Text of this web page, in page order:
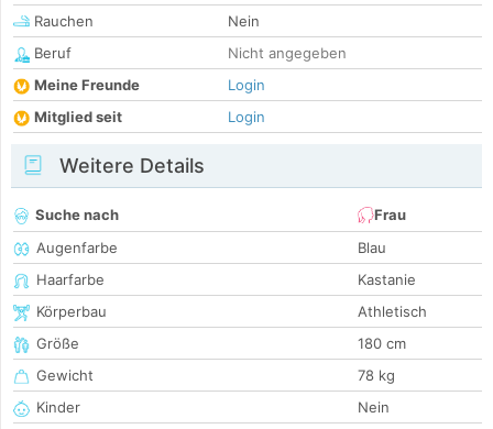
Rauchen
Nein
Beruf
Nicht angegeben
Meine Freunde
Login
Mitglied seit
Login
Weitere Details
Suche nach
Frau
Augenfarbe
Blau
Haarfarbe
Kastanie
Körperbau
Athletisch
Größe
180 cm
Gewicht
78 kg
Kinder
Nein